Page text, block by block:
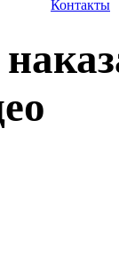
Контакты